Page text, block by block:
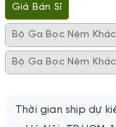
Giá Bán Sỉ
Bộ Ga Bọc Nệm
Bộ Ga Bọc Nệm
Thời gian ship dự